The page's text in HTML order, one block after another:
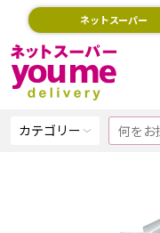
ネットスーパー
カテゴリー